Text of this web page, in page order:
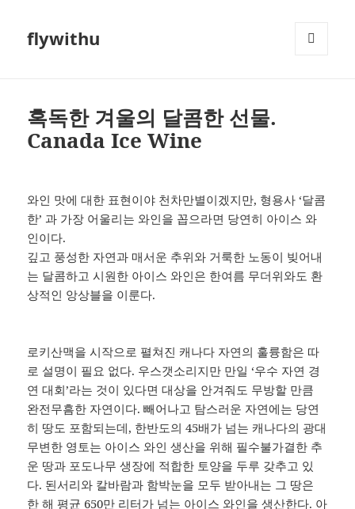
flywithu
혹독한 겨울의 달콤한 선물.
Canada Ice Wine
와인 맛에 대한 표현이야 천차만별이겠지만, 형용사 ‘달콤
한’ 과 가장 어울리는 와인을 꼽으라면 당연히 아이스 와
인이다.
깊고 풍성한 자연과 매서운 추위와 거룩한 노동이 빚어내
는 달콤하고 시원한 아이스 와인은 한여름 무더위와도 환
상적인 앙상블을 이룬다.
로키산맥을 시작으로 펼쳐진 캐나다 자연의 훌륭함은 따
로 설명이 필요 없다. 우스갯소리지만 만일 ‘우수 자연 경
연 대회’라는 것이 있다면 대상을 안겨줘도 무방할 만큼
완전무흠한 자연이다. 빼어나고 탐스러운 자연에는 당연
히 땅도 포함되는데, 한반도의 45배가 넘는 캐나다의 광대
무변한 영토는 아이스 와인 생산을 위해 필수불가결한 추
운 땅과 포도나무 생장에 적합한 토양을 두루 갖추고 있
다. 된서리와 칼바람과 함박눈을 모두 받아내는 그 땅은
한 해 평균 650만 리터가 넘는 아이스 와인을 생산한다. 아